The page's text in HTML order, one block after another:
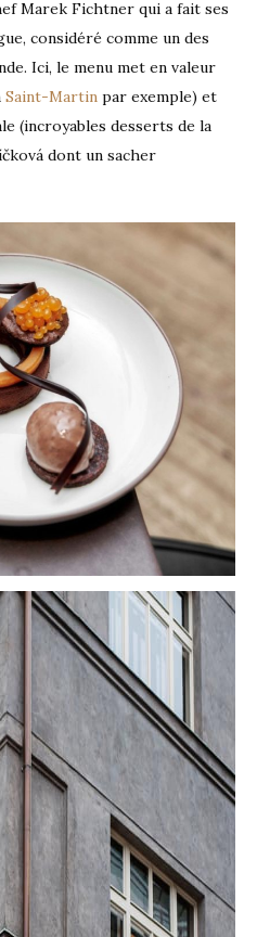
Marek Fichtner qui a fait ses
considéré comme un des
Ici, le menu met en valeur
Saint-Martin par exemple) et
(incroyables desserts de la
dont un sacher